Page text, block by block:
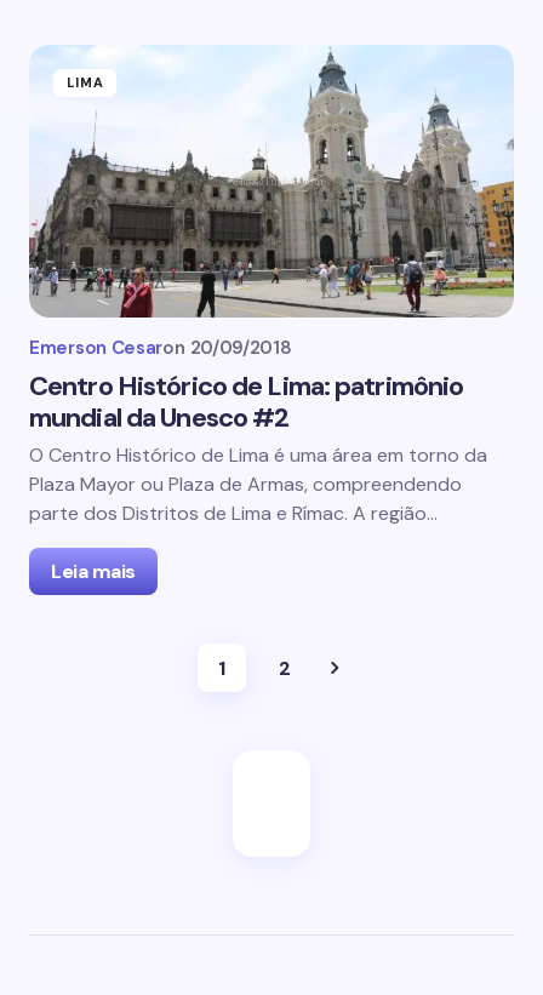
LIMA
Emerson Cesaron 20/09/2018
Centro Histórico de Lima: patrimônio
mundial da Unesco #2
O Centro Histórico de Lima é uma área em torno da
Plaza Mayor ou Plaza de Armas, compreendendo
parte dos Distritos de Lima e Rímac. A região…
Leia mais
1 2